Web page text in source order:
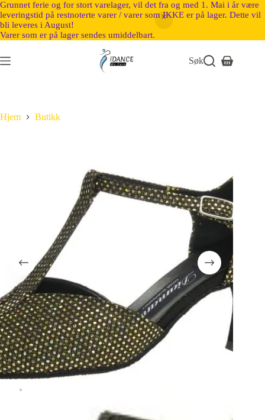
Grunnet ferie og for stort varelager, vil det fra og med 1. Mai i år være
leveringstid på restnoterte varer / varer som IKKE er på lager. Dette vil
bli leveres i August!
Varer som er på lager sendes umiddelbart.
Søk
Hjem Butikk